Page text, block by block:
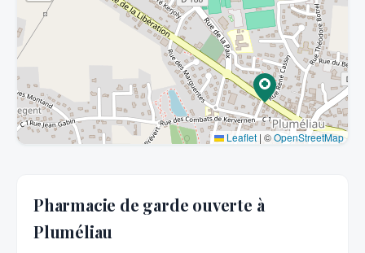
Leaflet | ©OpenStreetMap
Pharmacie de garde ouverte à
Pluméliau